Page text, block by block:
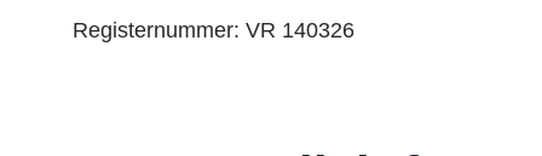
Registernummer: VR 140326